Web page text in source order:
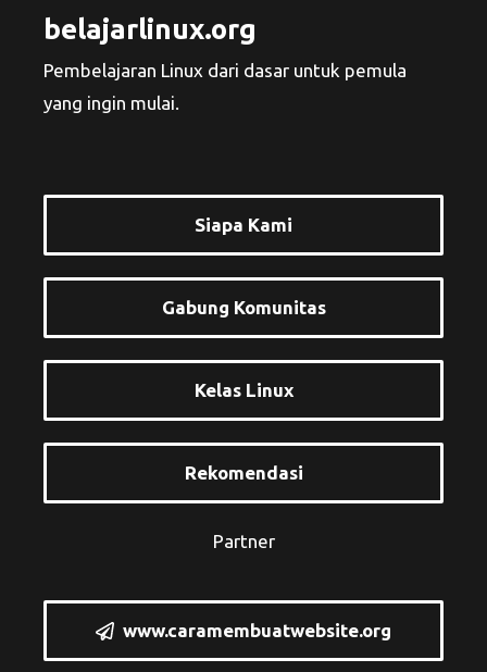
belajarlinux.org
Pembelajaran Linux dari dasar untuk pemula
yang ingin mulai.
Siapa Kami
Gabung Komunitas
Kelas Linux
Rekomendasi
Partner
www.caramembuatwebsite.org